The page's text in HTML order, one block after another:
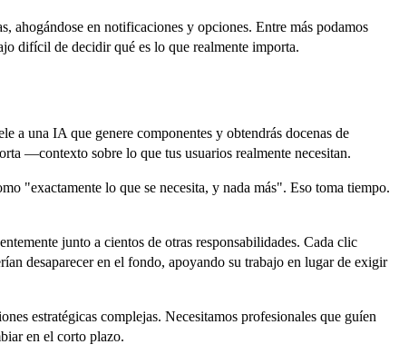
ahogándose en notificaciones y opciones. Entre más podamos
difícil de decidir qué es lo que realmente importa.
a una IA que genere componentes y obtendrás docenas de
—contexto sobre lo que tus usuarios realmente necesitan.
"exactamente lo que se necesita, y nada más". Eso toma tiempo.
junto a cientos de otras responsabilidades. Cada clic
desaparecer en el fondo, apoyando su trabajo en lugar de exigir
estratégicas complejas. Necesitamos profesionales que guíen
en el corto plazo.